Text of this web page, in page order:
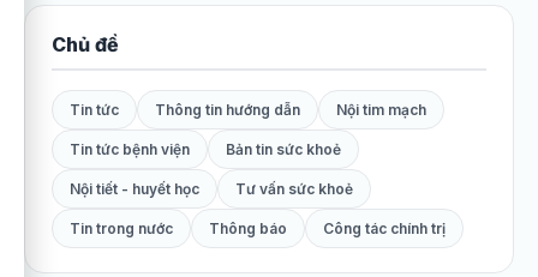
Chủ đề
Tin tức Thông tin hướng dẫn Nội tim mạch
Tin tức bệnh viện Bản tin sức khoẻ
Nội tiết - huyết học Tư vấn sức khoẻ
Tin trong nước Thông báo Công tác chính trị